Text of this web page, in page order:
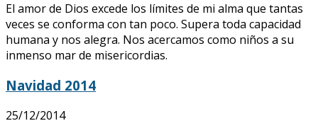
El amor de Dios excede los límites de mi alma que tantas
veces se conforma con tan poco. Supera toda capacidad
humana y nos alegra. Nos acercamos como niños a su
inmenso mar de misericordias.
Navidad 2014
25/12/2014